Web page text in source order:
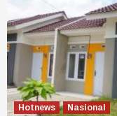
Hotnews
Nasional